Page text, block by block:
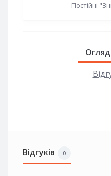
Постійні
Відгуків 0